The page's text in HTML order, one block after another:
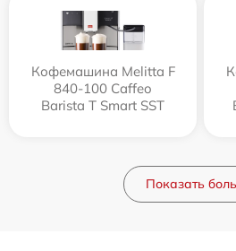
Кофемашина Melitta F
840-100 Caffeo
Barista T Smart SST
Показать